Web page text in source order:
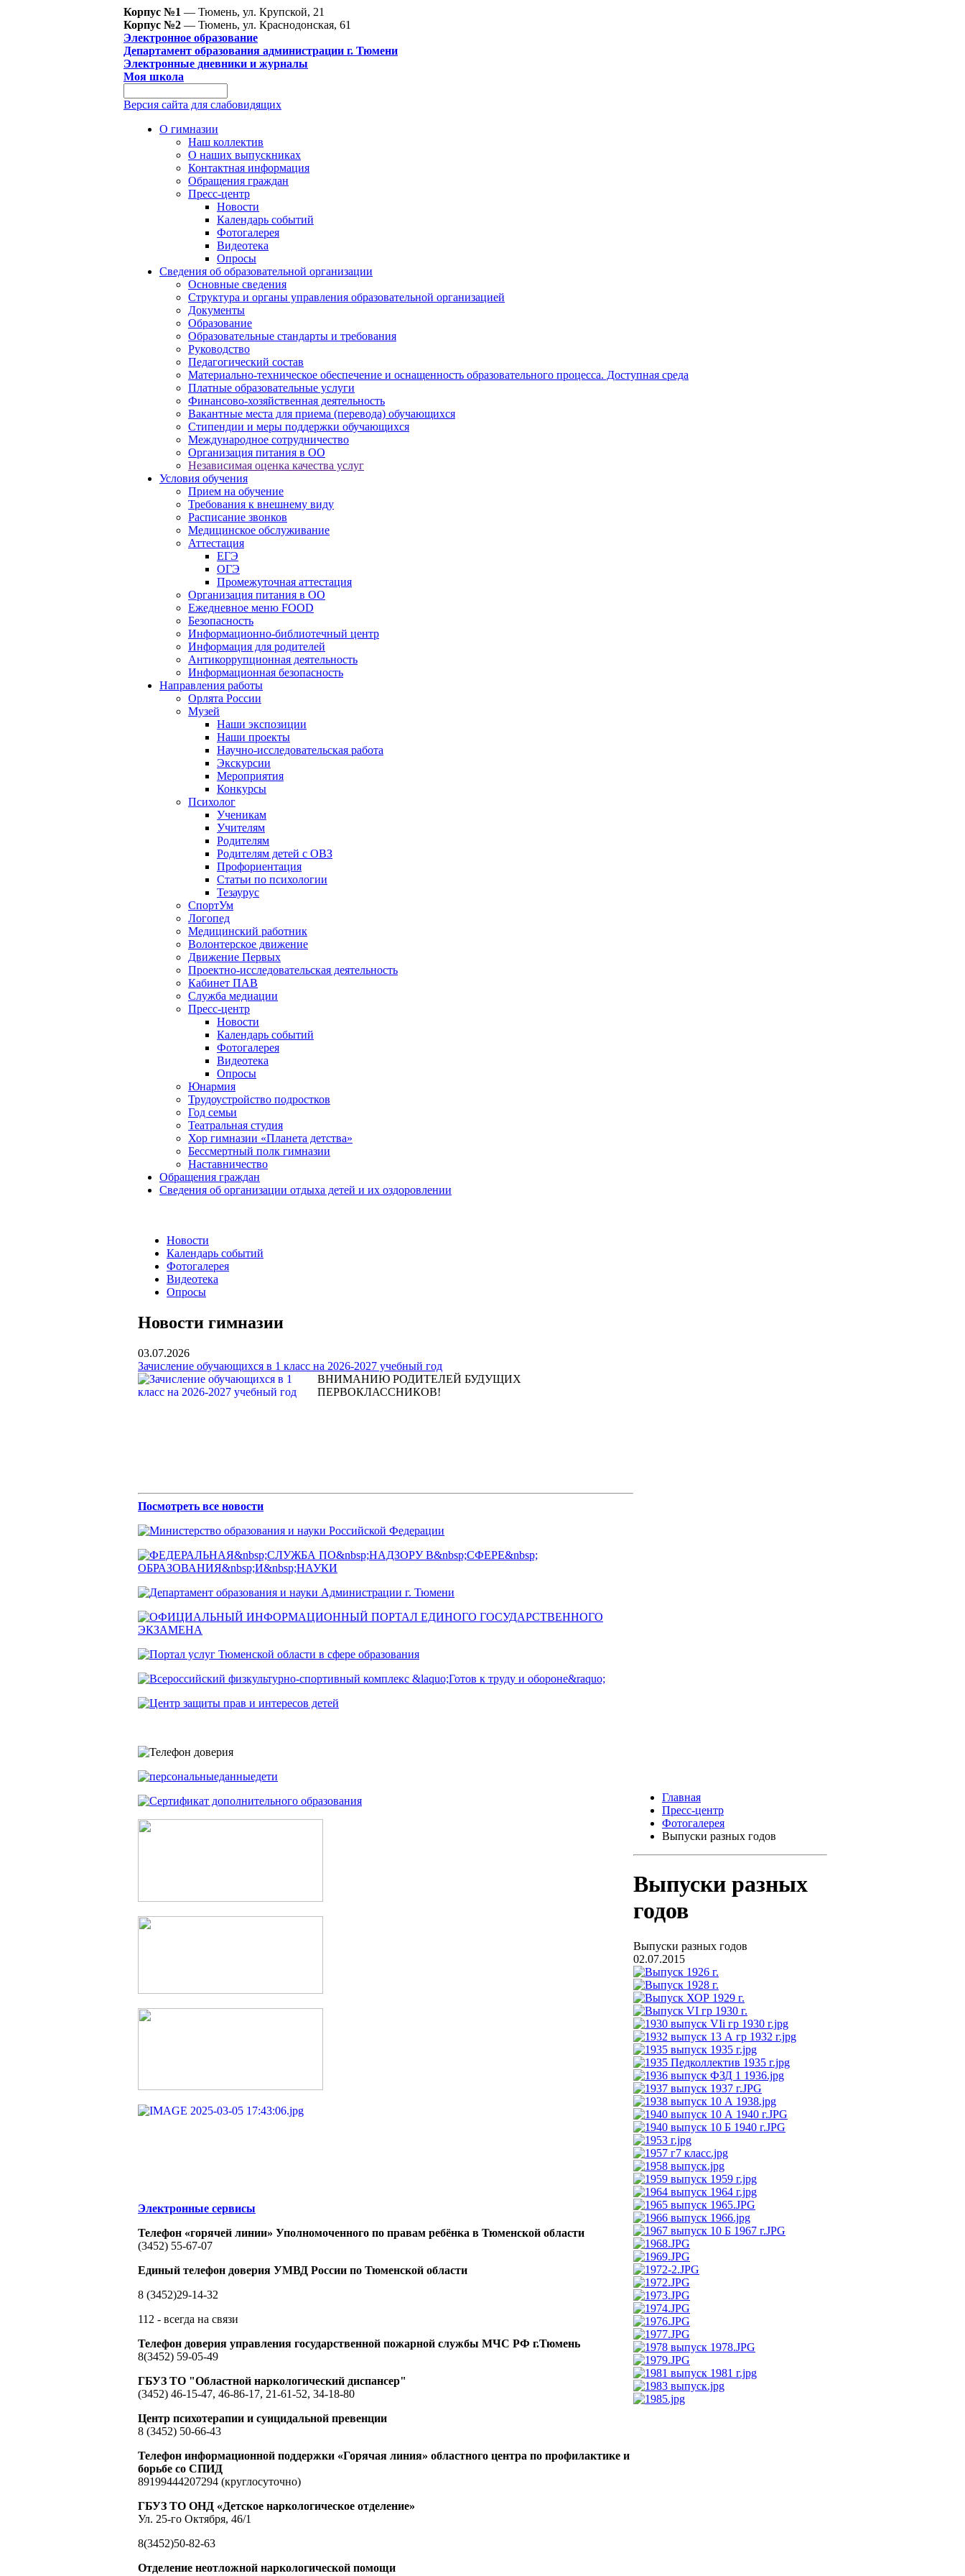
Корпус №1 — Тюмень, ул. Крупской, 21
Корпус №2 — Тюмень, ул. Краснодонская, 61
Электронное образование
Департамент образования администрации г. Тюмени
Электронные дневники и журналы
Моя школа
Версия сайта для слабовидящих
О гимназии
Наш коллектив
О наших выпускниках
Контактная информация
Обращения граждан
Пресс-центр
Новости
Календарь событий
Фотогалерея
Видеотека
Опросы
Сведения об образовательной организации
Основные сведения
Структура и органы управления образовательной организацией
Документы
Образование
Образовательные стандарты и требования
Руководство
Педагогический состав
Материально-техническое обеспечение и оснащенность образовательного процесса. Доступная среда
Платные образовательные услуги
Финансово-хозяйственная деятельность
Вакантные места для приема (перевода) обучающихся
Стипендии и меры поддержки обучающихся
Международное сотрудничество
Организация питания в ОО
Независимая оценка качества услуг
Условия обучения
Прием на обучение
Требования к внешнему виду
Расписание звонков
Медицинское обслуживание
Аттестация
ЕГЭ
ОГЭ
Промежуточная аттестация
Организация питания в ОО
Ежедневное меню FOOD
Безопасность
Информационно-библиотечный центр
Информация для родителей
Антикоррупционная деятельность
Информационная безопасность
Направления работы
Орлята России
Музей
Наши экспозиции
Наши проекты
Научно-исследовательская работа
Экскурсии
Мероприятия
Конкурсы
Психолог
Ученикам
Учителям
Родителям
Родителям детей с ОВЗ
Профориентация
Статьи по психологии
Тезаурус
СпортУм
Логопед
Медицинский работник
Волонтерское движение
Движение Первых
Проектно-исследовательская деятельность
Кабинет ПАВ
Служба медиации
Пресс-центр
Новости
Календарь событий
Фотогалерея
Видеотека
Опросы
Юнармия
Трудоустройство подростков
Год семьи
Театральная студия
Хор гимназии «Планета детства»
Бессмертный полк гимназии
Наставничество
Обращения граждан
Сведения об организации отдыха детей и их оздоровлении
Новости
Календарь событий
Фотогалерея
Видеотека
Опросы
Новости гимназии
03.07.2026
Зачисление обучающихся в 1 класс на 2026-2027 учебный год
ВНИМАНИЮ РОДИТЕЛЕЙ БУДУЩИХ
ПЕРВОКЛАССНИКОВ!
Посмотреть все новости
Электронные сервисы
Телефон «горячей линии» Уполномоченного по правам ребёнка в Тюменской области
(3452) 55-67-07
Единый телефон доверия УМВД России по Тюменской области
8 (3452)29-14-32
112 - всегда на связи
Телефон доверия управления государственной пожарной службы МЧС РФ г.Тюмень
8(3452) 59-05-49
ГБУЗ ТО "Областной наркологический диспансер"
(3452) 46-15-47, 46-86-17, 21-61-52, 34-18-80
Центр психотерапии и суицидальной превенции
8 (3452) 50-66-43
Телефон информационной поддержки «Горячая линия» областного центра по профилактике и
борьбе со СПИД
89199444207294 (круглосуточно)
ГБУЗ ТО ОНД «Детское наркологическое отделение»
Ул. 25-го Октября, 46/1
8(3452)50-82-63
Отделение неотложной наркологической помощи
Главная
Пресс-центр
Фотогалерея
Выпуски разных годов
Выпуски разных
годов
Выпуски разных годов
02.07.2015